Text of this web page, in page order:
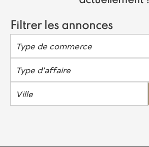
Filtrer les annonces
Type de commerce
Type d’affaire
Ville